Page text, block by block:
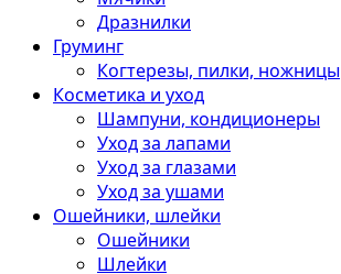
Дразнилки
Груминг
Когтерезы, пилки, ножницы
Косметика и уход
Шампуни, кондиционеры
Уход за лапами
Уход за глазами
Уход за ушами
Ошейники, шлейки
Ошейники
Шлейки